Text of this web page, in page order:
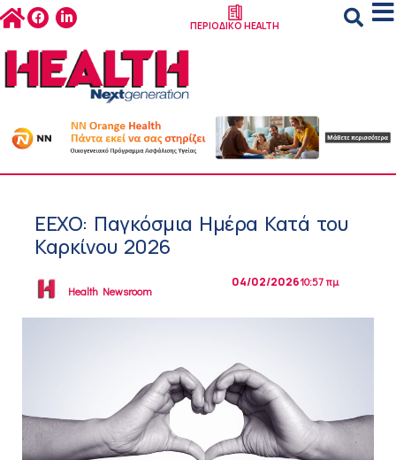
ΠΕΡΙΟΔΙΚΟ HEALTH
ΕΕΧΟ: Παγκόσμια Ημέρα Κατά του
Καρκίνου 2026
Health Newsroom
04/02/202610:57 πμ